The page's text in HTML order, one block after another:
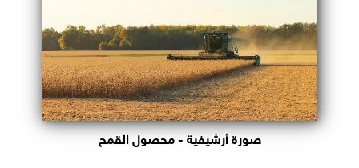
صورة أرشيفية - محصول القمح